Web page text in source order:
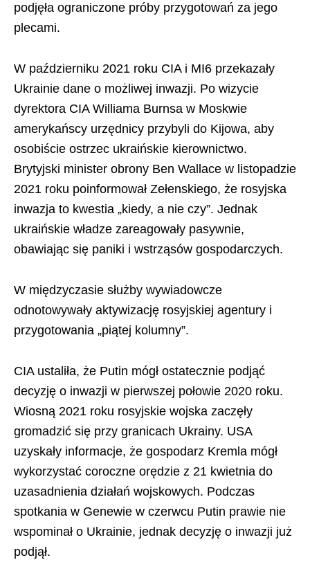
podjęła ograniczone próby przygotowań za jego
plecami.
W październiku 2021 roku CIA i MI6 przekazały
Ukrainie dane o możliwej inwazji. Po wizycie
dyrektora CIA Williama Burnsa w Moskwie
amerykańscy urzędnicy przybyli do Kijowa, aby
osobiście ostrzec ukraińskie kierownictwo.
Brytyjski minister obrony Ben Wallace w listopadzie
2021 roku poinformował Zełenskiego, że rosyjska
inwazja to kwestia „kiedy, a nie czy”. Jednak
ukraińskie władze zareagowały pasywnie,
obawiając się paniki i wstrząsów gospodarczych.
W międzyczasie służby wywiadowcze
odnotowywały aktywizację rosyjskiej agentury i
przygotowania „piątej kolumny”.
CIA ustaliła, że Putin mógł ostatecznie podjąć
decyzję o inwazji w pierwszej połowie 2020 roku.
Wiosną 2021 roku rosyjskie wojska zaczęły
gromadzić się przy granicach Ukrainy. USA
uzyskały informacje, że gospodarz Kremla mógł
wykorzystać coroczne orędzie z 21 kwietnia do
uzasadnienia działań wojskowych. Podczas
spotkania w Genewie w czerwcu Putin prawie nie
wspominał o Ukrainie, jednak decyzję o inwazji już
podjął.